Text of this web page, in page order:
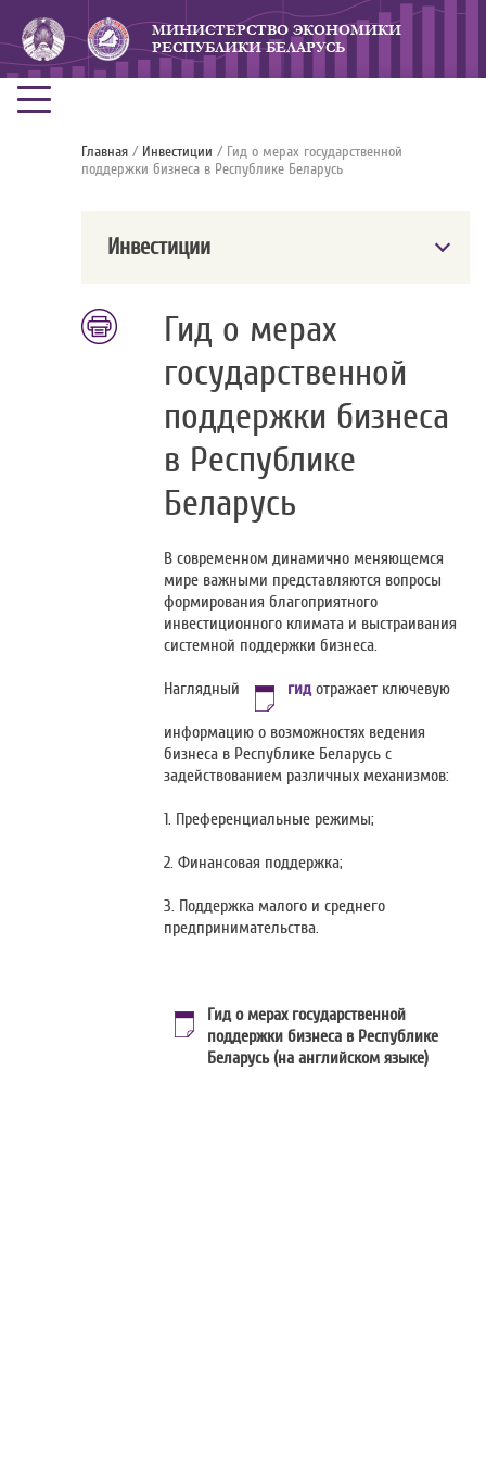
МИНИСТЕРСТВО ЭКОНОМИКИ
РЕСПУБЛИКИ БЕЛАРУСЬ
Главная / Инвестиции / Гид о мерах государственной
поддержки бизнеса в Республике Беларусь
Инвестиции
Гид о мерах
государственной
поддержки бизнеса
в Республике
Беларусь
В современном динамично меняющемся
мире важными представляются вопросы
формирования благоприятного
инвестиционного климата и выстраивания
системной поддержки бизнеса.
Наглядный гидотражает ключевую
информацию о возможностях ведения
бизнеса в Республике Беларусь с
задействованием различных механизмов:
1. Преференциальные режимы;
2. Финансовая поддержка;
3. Поддержка малого и среднего
предпринимательства.
Гид о мерах государственной
поддержки бизнеса в Республике
Беларусь (на английском языке)